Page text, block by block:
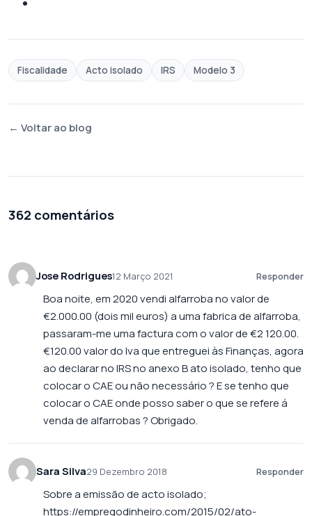
Fiscalidade Acto isolado IRS Modelo 3
← Voltar ao blog
362 comentários
Jose Rodrigues12 Março 2021 Responder
Boa noite, em 2020 vendi alfarroba no valor de
€2.000.00 (dois mil euros) a uma fabrica de alfarroba,
passaram-me uma factura com o valor de €2 120.00.
€120.00 valor do Iva que entreguei às Finanças, agora
ao declarar no IRS no anexo B ato isolado, tenho que
colocar o CAE ou não necessário ? E se tenho que
colocar o CAE onde posso saber o que se refere á
venda de alfarrobas ? Obrigado.
Sara Silva29 Dezembro 2018 Responder
Sobre a emissão de acto isolado;
https://empregodinheiro.com/2015/02/ato-